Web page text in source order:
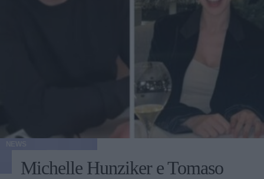
Michelle Hunziker e Tomaso